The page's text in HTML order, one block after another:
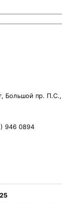
Большой пр.
946 0894